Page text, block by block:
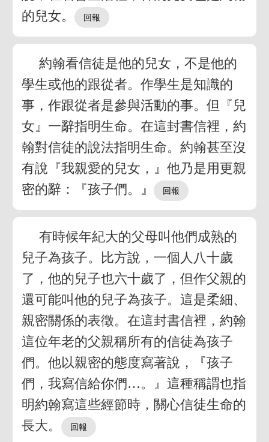
的兒女。
約翰看信徒是他的兒女，不是他的
學生或他的跟從者。作學生是知識的
事，作跟從者是參與活動的事。但『兒
女』一辭指明生命。在這封書信裡，約
翰對信徒的說法指明生命。約翰甚至沒
有說『我親愛的兒女，』他乃是用更親
密的辭：『孩子們。』
有時候年紀大的父母叫他們成熟的
兒子為孩子。比方說，一個人八十歲
了，他的兒子也六十歲了，但作父親的
還可能叫他的兒子為孩子。這是柔細、
親密關係的表徵。在這封書信裡，約翰
這位年老的父親稱所有的信徒為孩子
們。他以親密的態度寫著說，『孩子
們，我寫信給你們…。』這種稱謂也指
明約翰寫這些經節時，關心信徒生命的
長大。